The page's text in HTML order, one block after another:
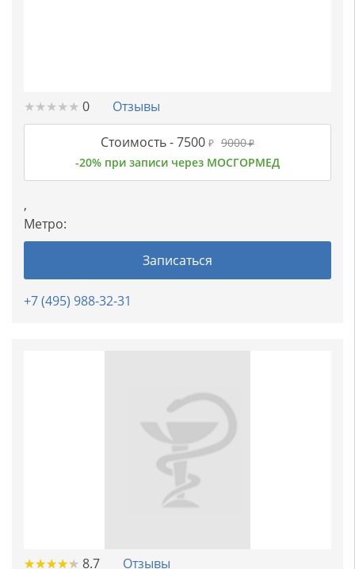
★★★★★
★★★★★ 0 Отзывы
Стоимость -7500 ₽ 9000₽
-20% при записи через МОСГОРМЕД
,
Метро:
Записаться
+7 (495) 988-32-31
★★★★★
★★★★★ 8.7 Отзывы